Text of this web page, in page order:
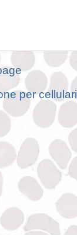
per cellulari